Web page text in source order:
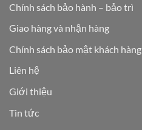
Chính sách bảo hành – bảo trì
Giao hàng và nhận hàng
Chính sách bảo mật khách hàng
Liên hệ
Giới thiệu
Tin tức